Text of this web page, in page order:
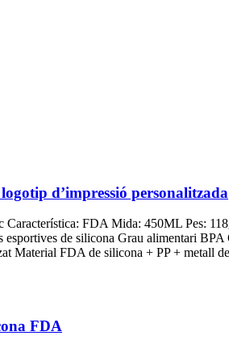
d’impressió personalitzada
FDA Mida: 450ML Pes:
de silicona Grau alimentari
Material FDA de silicona + PP + metall
FDA